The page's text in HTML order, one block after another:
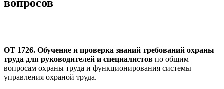
вопросов
ОТ 1726. Обучение и проверка знаний требований охраны
труда для руководителей и специалистов по общим
вопросам охраны труда и функционирования системы
управления охраной труда.